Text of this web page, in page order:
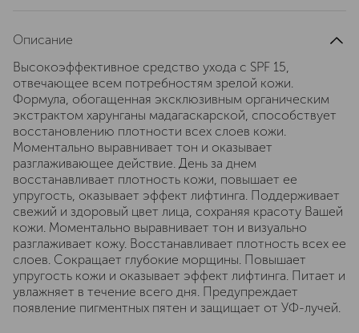
Описание
Высокоэффективное средство ухода с SPF 15,
отвечающее всем потребностям зрелой кожи.
Формула, обогащенная эксклюзивным органическим
экстрактом харунганы мадагаскарской, способствует
восстановлению плотности всех слоев кожи.
Моментально выравнивает тон и оказывает
разглаживающее действие. День за днем
восстанавливает плотность кожи, повышает ее
упругость, оказывает эффект лифтинга. Поддерживает
свежий и здоровый цвет лица, сохраняя красоту Вашей
кожи. Моментально выравнивает тон и визуально
разглаживает кожу. Восстанавливает плотность всех ее
слоев. Сокращает глубокие морщины. Повышает
упругость кожи и оказывает эффект лифтинга. Питает и
увлажняет в течение всего дня. Предупреждает
появление пигментных пятен и защищает от УФ-лучей.